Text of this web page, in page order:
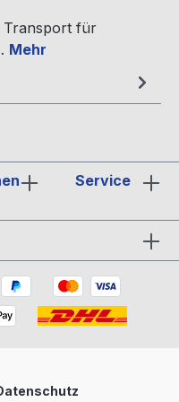
Transport für
Mehr
Service